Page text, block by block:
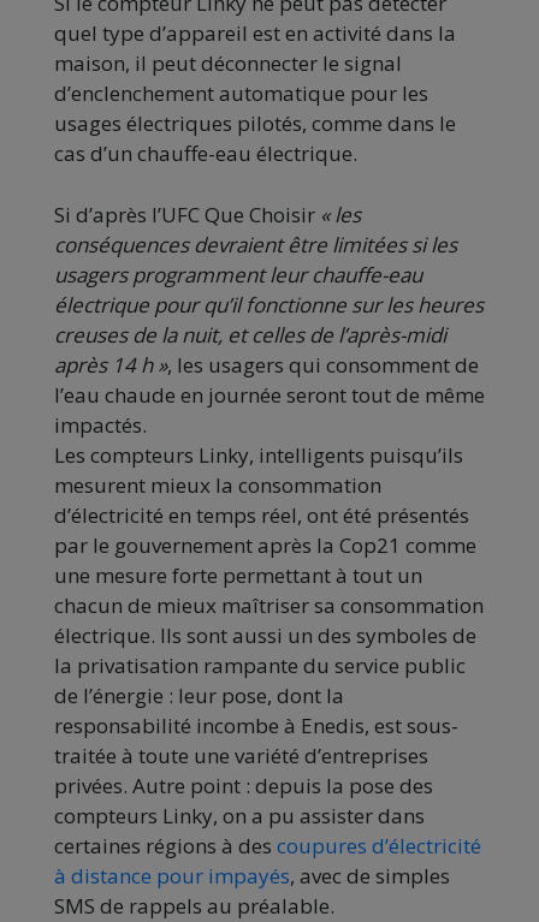
quel type d’appareil est en activité dans la
maison, il peut déconnecter le signal
d’enclenchement automatique pour les
usages électriques pilotés, comme dans le
cas d’un chauffe-eau électrique.
Si d’après l’UFC Que Choisir « les
conséquences devraient être limitées si les
usagers programment leur chauffe-eau
électrique pour qu’il fonctionne sur les heures
creuses de la nuit, et celles de l’après-midi
après 14 h », les usagers qui consomment de
l’eau chaude en journée seront tout de même
impactés.
Les compteurs Linky, intelligents puisqu’ils
mesurent mieux la consommation
d’électricité en temps réel, ont été présentés
par le gouvernement après la Cop21 comme
une mesure forte permettant à tout un
chacun de mieux maîtriser sa consommation
électrique. Ils sont aussi un des symboles de
la privatisation rampante du service public
de l’énergie : leur pose, dont la
responsabilité incombe à Enedis, est sous-
traitée à toute une variété d’entreprises
privées. Autre point : depuis la pose des
compteurs Linky, on a pu assister dans
certaines régions à des coupures d’électricité
à distance pour impayés, avec de simples
SMS de rappels au préalable.